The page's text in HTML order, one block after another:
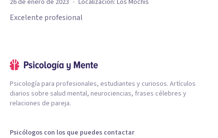
26 de enero de 2023 Localización: Los Mochis
Excelente profesional
Psicología para profesionales, estudiantes y curiosos. Artículos
diarios sobre salud mental, neurociencias, frases célebres y
relaciones de pareja.
Psicólogos con los que puedes contactar